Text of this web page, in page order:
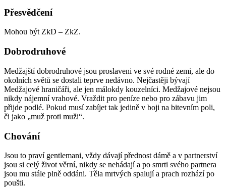
Přesvědčení
Mohou být ZkD – ZkZ.
Dobrodruhové
Medžajští dobrodruhové jsou proslaveni ve své rodné zemi, ale do
okolních světů se dostali teprve nedávno. Nejčastěji bývají
Medžajové hraničáři, ale jen málokdy kouzelníci. Medžajové nejsou
nikdy nájemní vrahové. Vraždit pro peníze nebo pro zábavu jim
přijde podlé. Pokud musí zabíjet tak jedině v boji na bitevním poli,
či jako „muž proti muži“.
Chování
Jsou to praví gentlemani, vždy dávají přednost dámě a v partnerství
jsou si celý život věrní, nikdy se nehádají a po smrti svého partnera
jsou mu stále plně oddáni. Těla mrtvých spalují a prach rozhází po
poušti.